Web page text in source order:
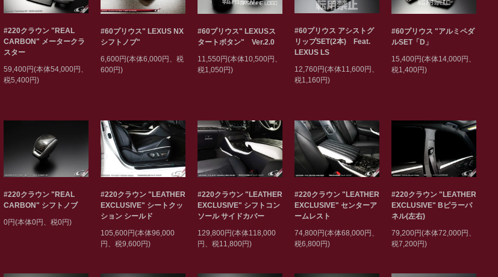
#220クラウン "REAL
CARBON" メータークラ
スター
59,400円(本体54,000円、
税5,400円)
#60プリウス" LEXUS NX
シフトノブ"
6,600円(本体6,000円、税
600円)
#60プリウス" LEXUSス
タートボタン" Ver.2.0
11,550円(本体10,500円、
税1,050円)
#60プリウス アシストグ
リップSET(2本) Feat.
LEXUS LS
12,760円(本体11,600円、
税1,160円)
#60プリウス "アルミペダ
ルSET「D」
15,400円(本体14,000円、
税1,400円)
#220クラウン "REAL
CARBON" シフトノブ
0円(本体0円、税0円)
#220クラウン "LEATHER
EXCLUSIVE" シートクッ
ション シールド
105,600円(本体96,000
円、税9,600円)
#220クラウン "LEATHER
EXCLUSIVE" シフトコン
ソール サイドカバー
129,800円(本体118,000
円、税11,800円)
#220クラウン "LEATHER
EXCLUSIVE" センターア
ームレスト
74,800円(本体68,000円、
税6,800円)
#220クラウン "LEATHER
EXCLUSIVE" Bピラーパ
ネル(左右)
79,200円(本体72,000円、
税7,200円)